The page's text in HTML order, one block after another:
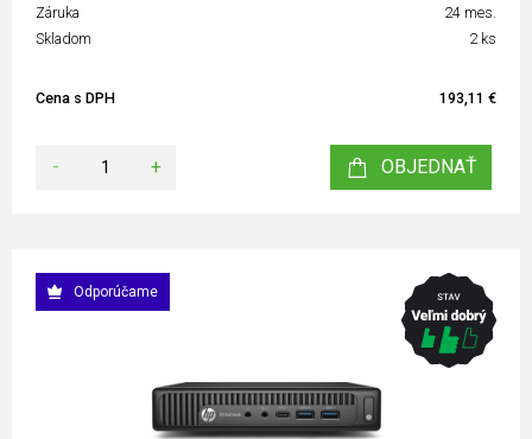
Záruka
24 mes.
Skladom
2 ks
Cena s DPH 193,11 €
- + OBJEDNAŤ
Odporúčame